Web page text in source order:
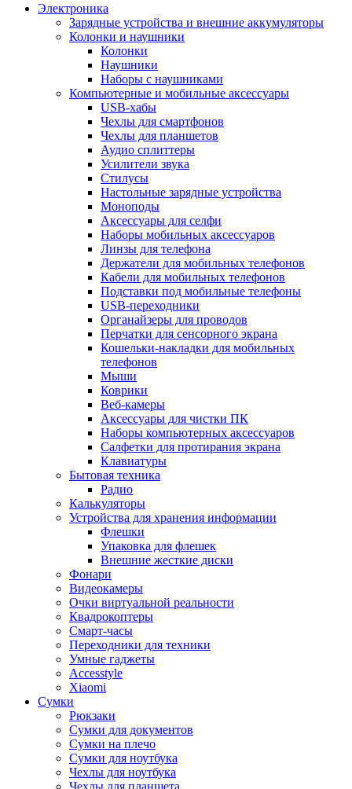
Электроника
Зарядные устройства и внешние аккумуляторы
Колонки и наушники
Колонки
Наушники
Наборы с наушниками
Компьютерные и мобильные аксессуары
USB-хабы
Чехлы для смартфонов
Чехлы для планшетов
Аудио сплиттеры
Усилители звука
Стилусы
Настольные зарядные устройства
Моноподы
Аксессуары для селфи
Наборы мобильных аксессуаров
Линзы для телефона
Держатели для мобильных телефонов
Кабели для мобильных телефонов
Подставки под мобильные телефоны
USB-переходники
Органайзеры для проводов
Перчатки для сенсорного экрана
Кошельки-накладки для мобильных
телефонов
Мыши
Коврики
Веб-камеры
Аксессуары для чистки ПК
Наборы компьютерных аксессуаров
Салфетки для протирания экрана
Клавиатуры
Бытовая техника
Радио
Калькуляторы
Устройства для хранения информации
Флешки
Упаковка для флешек
Внешние жесткие диски
Фонари
Видеокамеры
Очки виртуальной реальности
Квадрокоптеры
Смарт-часы
Переходники для техники
Умные гаджеты
Accesstyle
Xiaomi
Сумки
Рюкзаки
Сумки для документов
Сумки на плечо
Сумки для ноутбука
Чехлы для ноутбука
Чехлы для планшета